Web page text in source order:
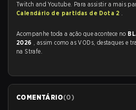
Twitch and Youtube. Para assistir a mais
Calendário de partidas de Dota 2 .
Acompanhe toda a ação que acontece no
2026 , assim como as VODs, destaques e
na Strafe.
COMENTÁRIO(0)